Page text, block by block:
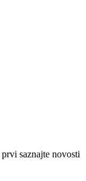
prvi saznajte novosti